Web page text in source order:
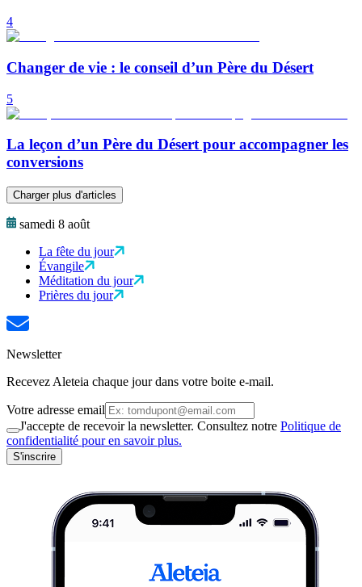
4
Changer de vie : le conseil d’un Père du Désert
5
La leçon d’un Père du Désert pour accompagner les
conversions
Charger plus d'articles
samedi 8 août
La fête du jour
Évangile
Méditation du jour
Prières du jour
Newsletter
Recevez Aleteia chaque jour dans votre boite e-mail.
Votre adresse email
J'accepte de recevoir la newsletter. Consultez notre Politique de
confidentialité pour en savoir plus.
S'inscrire